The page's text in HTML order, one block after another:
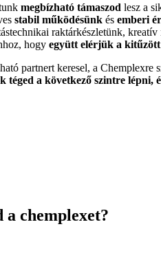
megbízható támaszod lesz a
stabil működésünk és emberi
raktárkészletünk,
hogy együtt elérjük a
partnert keresel, a Chemplexre
téged a következő szintre lépni,
chemplexet?